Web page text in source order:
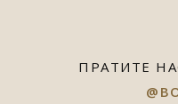
ПРАТИТЕ